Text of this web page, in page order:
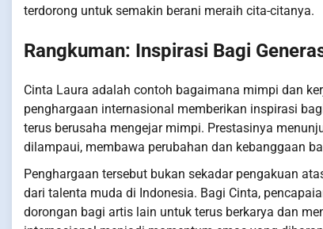
terdorong untuk semakin berani meraih cita-citanya.
Rangkuman: Inspirasi Bagi
Cinta Laura adalah contoh bagaimana mimpi dan
penghargaan internasional memberikan inspirasi
terus berusaha mengejar mimpi. Prestasinya
dilampaui, membawa perubahan dan kebanggaan
Penghargaan tersebut bukan sekadar pengakuan
dari talenta muda di Indonesia. Bagi Cinta,
dorongan bagi artis lain untuk terus berkarya dan